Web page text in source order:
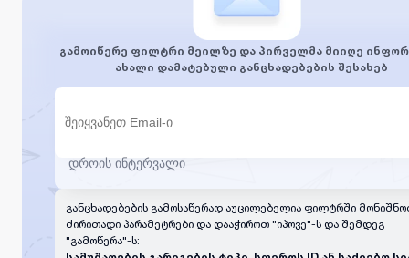
გამოიწერე ფილტრი მეილზე და პირველმა მიიღე
ახალი დამატებული განცხადებების შესახებ
განცხადებების გამოსაწერად აუცილებელია ფილტრში
ძირითადი პარამეტრები და დააჭიროთ "იპოვე"-ს და შემდეგ
"გამოწერა"-ს: